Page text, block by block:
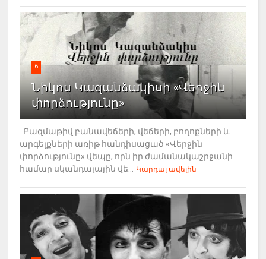
6
Նիկոս Կազանձակիսի «Վերջին
փորձությունը»
Բազմաթիվ բանավեճերի, վեճերի, բողոքների և
արգելքների առիթ հանդիսացած «Վերջին
փորձությունը» վեպը, որն իր ժամանակաշրջանի
համար սկանդալային վե...
Կարդալ ավելին